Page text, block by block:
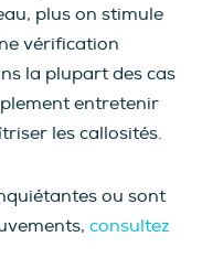
plus on stimule
vérification
la plupart des cas
entretenir
les callosités.
ou sont
consultez